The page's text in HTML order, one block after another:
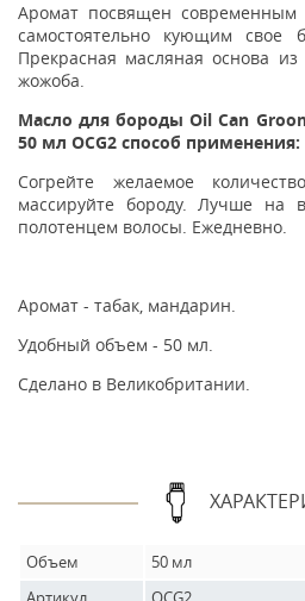
Аромат посвящен современным
самостоятельно кующим свое
Прекрасная масляная основа
жожоба.
Масло для бороды Oil Can
50 мл OCG2 способ применения:
Согрейте желаемое
массируйте бороду. Лучше
полотенцем волосы. Ежедневно.
Аромат - табак, мандарин.
Удобный объем - 50 мл.
Сделано в Великобритании.
Объем
50 мл